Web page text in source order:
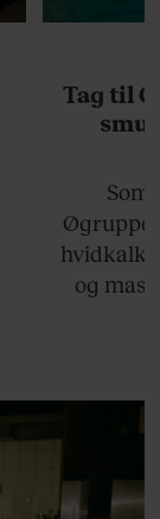
Tag til
og